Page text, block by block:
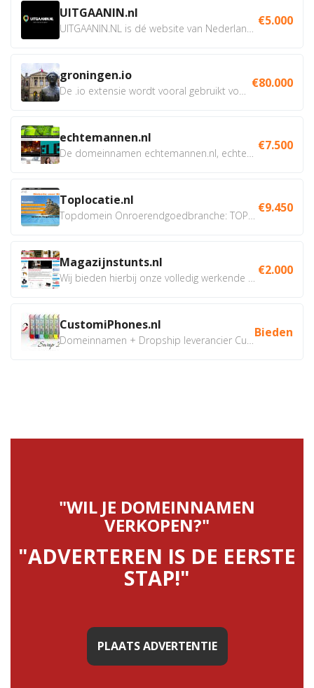
UITGAANIN.nl €5.000
groningen.io €80.000
echtemannen.nl €7.500
Toplocatie.nl €9.450
Magazijnstunts.nl €2.000
CustomiPhones.nl Bieden
"WIL JE DOMEINNAMEN
VERKOPEN?"
"ADVERTEREN IS DE EERSTE
STAP!"
PLAATS ADVERTENTIE